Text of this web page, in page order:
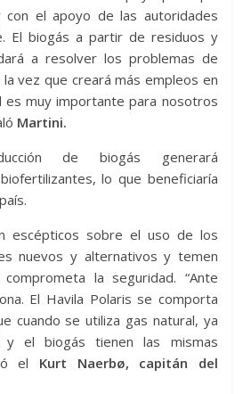
con el apoyo de las autoridades
El biogás a partir de residuos y
a resolver los problemas de
vez que creará más empleos en
es muy importante para nosotros
Martini.
de biogás generará
lo que beneficiaría
escépticos sobre el uso de los
nuevos y alternativos y temen
la seguridad. “Ante
El Havila Polaris se comporta
cuando se utiliza gas natural, ya
el biogás tienen las mismas
el Kurt Naerbø, capitán del